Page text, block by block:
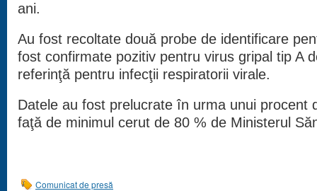
ani.
Au fost recoltate două probe de identificare
fost confirmate pozitiv pentru virus gripal tip A
referinţă pentru infecţii respiratorii virale.
Datele au fost prelucrate în urma unui procent
faţă de minimul cerut de 80 % de Ministerul
Comunicat de presă